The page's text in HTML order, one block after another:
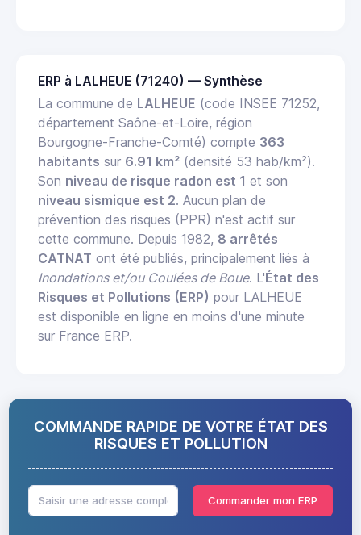
ERP à LALHEUE (71240) — Synthèse
La commune de LALHEUE (code INSEE 71252,
département Saône-et-Loire, région
Bourgogne-Franche-Comté) compte 363
habitants sur 6.91 km² (densité 53 hab/km²).
Son niveau de risque radon est 1 et son
niveau sismique est 2. Aucun plan de
prévention des risques (PPR) n'est actif sur
cette commune. Depuis 1982, 8 arrêtés
CATNAT ont été publiés, principalement liés à
Inondations et/ou Coulées de Boue. L'État des
Risques et Pollutions (ERP) pour LALHEUE
est disponible en ligne en moins d'une minute
sur France ERP.
COMMANDE RAPIDE DE VOTRE ÉTAT DES
RISQUES ET POLLUTION
Commander mon ERP